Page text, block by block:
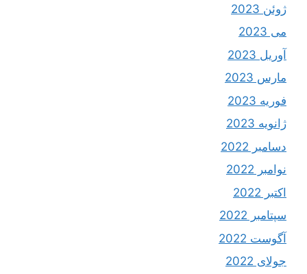
ژوئن 2023
می 2023
آوریل 2023
مارس 2023
فوریه 2023
ژانویه 2023
دسامبر 2022
نوامبر 2022
اکتبر 2022
سپتامبر 2022
آگوست 2022
جولای 2022